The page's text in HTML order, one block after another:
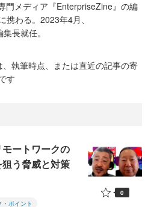
門メディア『EnterpriseZine』の編
携わる。2023年4月、
長就任。
執筆時点、または直近の記事の寄
す
ートワークの
う脅威と対策
・ポイント
0